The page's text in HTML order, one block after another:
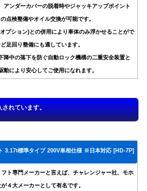
ンダーカバーの脱着時やジャッキアップポイント
点検整備やオイル交換が可能です。
プション)との併用により車体のみ浮かせることがで
足回り整備にも適しています。
中の落下を防ぐ自動ロック機構の二重安全装置と
により安心してご使用になれます。
3.17t標準タイプ 200V単相仕様 ※日本対応 [HD-7P]
ト専門メーカーと言えば、チャレンジャー社、モホ
４大メーカーとして有名です。